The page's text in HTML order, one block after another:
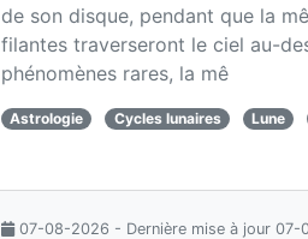
de son disque, pendant que la
filantes traverseront le ciel au-
phénomènes rares, la mê
Astrologie Cycles lunaires Lune
07-08-2026 - Dernière mise à jour 07-